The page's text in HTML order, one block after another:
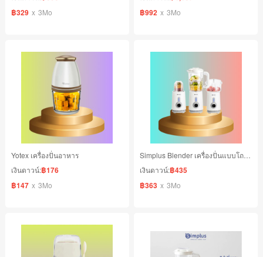
฿329 x 3Mo
฿992 x 3Mo
Yotex เครื่องปั่นอาหาร
เงินดาวน์:฿176
฿147 x 3Mo
เงินดาวน์:฿435
฿363 x 3Mo